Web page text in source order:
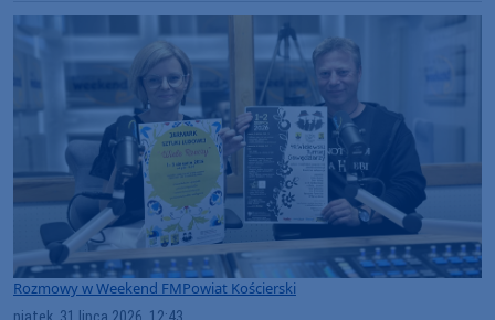
Rozmowy w Weekend FMPowiat Kościerski